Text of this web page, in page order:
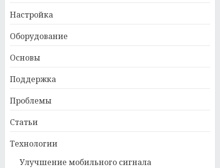
Настройка
Оборудование
Основы
Поддержка
Проблемы
Статьи
Технологии
Улучшение мобильного сигнала